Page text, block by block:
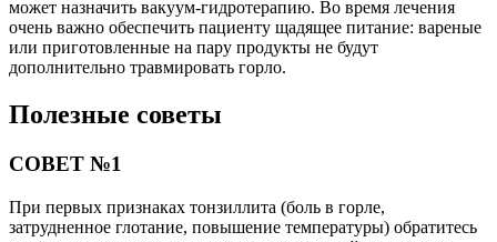
может назначить вакуум-гидротерапию. Во время лечения
очень важно обеспечить пациенту щадящее питание: вареные
или приготовленные на пару продукты не будут
дополнительно травмировать горло.
Полезные советы
СОВЕТ №1
При первых признаках тонзиллита (боль в горле,
затрудненное глотание, повышение температуры) обратитесь